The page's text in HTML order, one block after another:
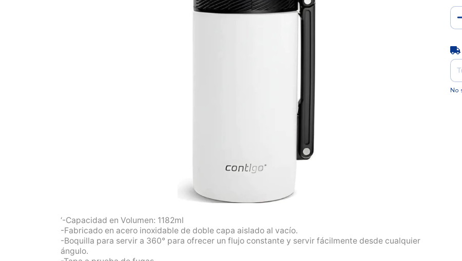
‘-Capacidad en Volumen: 1182ml
-Fabricado en acero inoxidable de doble capa aislado al vacío.
-Boquilla para servir a 360° para ofrecer un flujo constante y servir fácilmente desde cualquier
ángulo.
No